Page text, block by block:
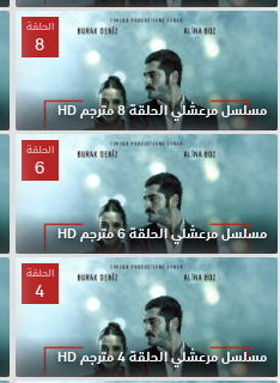
الحلقة
8
مسلسل مرعشلي الحلقة 8 مترجم HD
الحلقة
6
مسلسل مرعشلي الحلقة 6 مترجم HD
الحلقة
4
مسلسل مرعشلي الحلقة 4 مترجم HD